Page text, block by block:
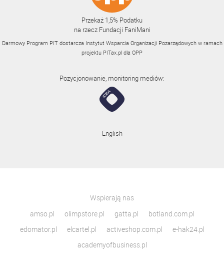
Przekaż 1,5% Podatku
na rzecz Fundacji FaniMani
Darmowy Program PIT dostarcza Instytut Wsparcia Organizacji Pozarządowych w ramach
projektu PITax.pl dla OPP
Pozycjonowanie, monitoring mediów:
English
Wspierają nas
amso.pl
olimpstore.pl gatta.pl
botland.com.pl
edomator.pl
elcartel.pl activeshop.com.pl
e-hak24.pl
academyofbusiness.pl